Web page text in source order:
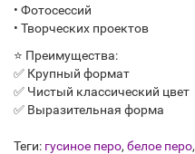
• Фотосессий
• Творческих проектов
⭐ Преимущества:
✅ Крупный формат
✅ Чистый классический цвет
✅ Выразительная форма
Теги: гусиное перо, белое перо,